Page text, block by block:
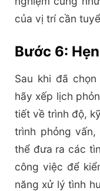
của vị trí cần
Bước 6:
Sau khi đã
hãy xếp lịch
tiết về trình độ,
trình phỏng
thể đưa ra các
công việc để
năng xử lý tình